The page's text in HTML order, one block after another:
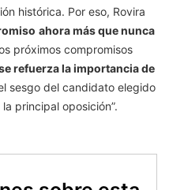
histórica. Por eso, Rovira
ahora más que nunca
próximos compromisos
refuerza la importancia de
sesgo del candidato elegido
principal oposición”.